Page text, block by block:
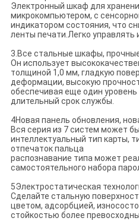
Электронный шкаф для
микрокомпьютером, с
индикатором состояния, что
ленты печати.Легко управлять
3.Все стальные шкафы,
Он использует
толщиной 1,0 мм, гладкую
деформации, высокую
обеспечивая еще один уровень
длительный срок службы.
4Новая панель обновления,
Вся серия из 7 систем может
интеллектуальный тип карты,
отпечаток пальца
распознавание типа может
самостоятельного набора
5Электростатическая
Сделайте стальную
цветом, адсорбцией,
стойкостью более